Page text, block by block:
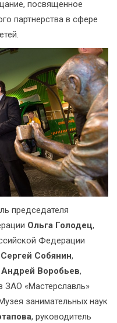
посвященное
партнерства в сфере
председателя
Ольга Голодец,
Федерации
Сергей Собянин,
Андрей Воробьев,
ЗАО «Мастерславль»
занимательных наук
, руководитель